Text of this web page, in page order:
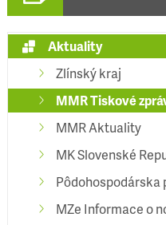
Aktuality
Zlínský kraj
MMR Tiskové
MMR Aktuality
MK Slovenské
MZe Informace o